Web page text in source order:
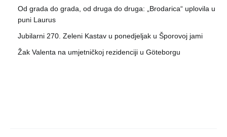
Od grada do grada, od druga do druga: „Brodarica“ uplovila u
puni Laurus
Jubilarni 270. Zeleni Kastav u ponedjeljak u Šporovoj jami
Žak Valenta na umjetničkoj rezidenciji u Göteborgu